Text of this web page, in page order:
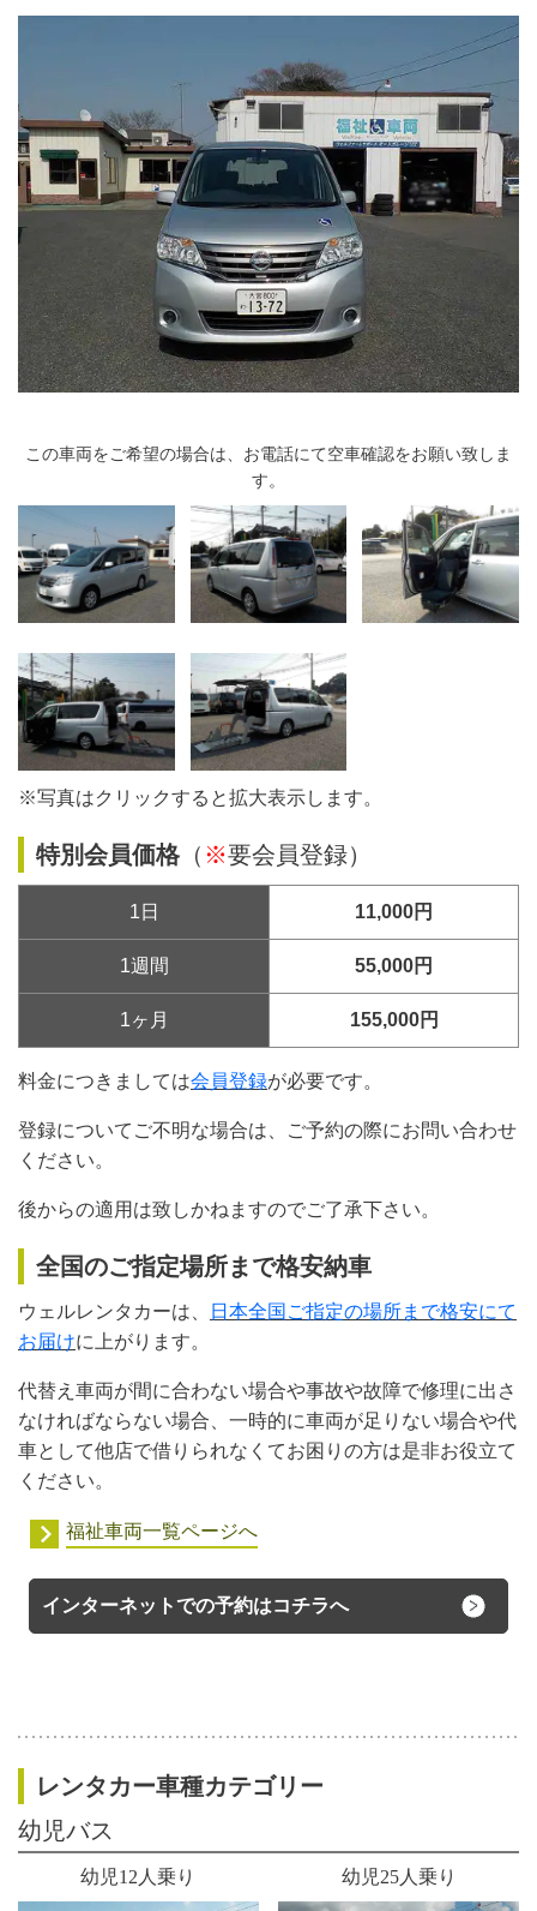
この車両をご希望の場合は、お電話にて空車確認をお願い致しま
す。
※写真はクリックすると拡大表示します。
特別会員価格 （ ※要会員登録）
1日 11,000円
1週間 55,000円
1ヶ月 155,000円
料金につきましては会員登録が必要です。
登録についてご不明な場合は、ご予約の際にお問い合わせ
ください。
後からの適用は致しかねますのでご了承下さい。
全国のご指定場所まで格安納車
ウェルレンタカーは、
日本全国ご指定の場所まで格安にて
お届けに上がります。
代替え車両が間に合わない場合や事故や故障で修理に出さ
なければならない場合、一時的に車両が足りない場合や代
車として他店で借りられなくてお困りの方は是非お役立て
ください。
福祉車両一覧ページへ
インターネットでの予約はコチラへ
レンタカー車種カテゴリー
幼児バス
幼児12人乗り 幼児25人乗り